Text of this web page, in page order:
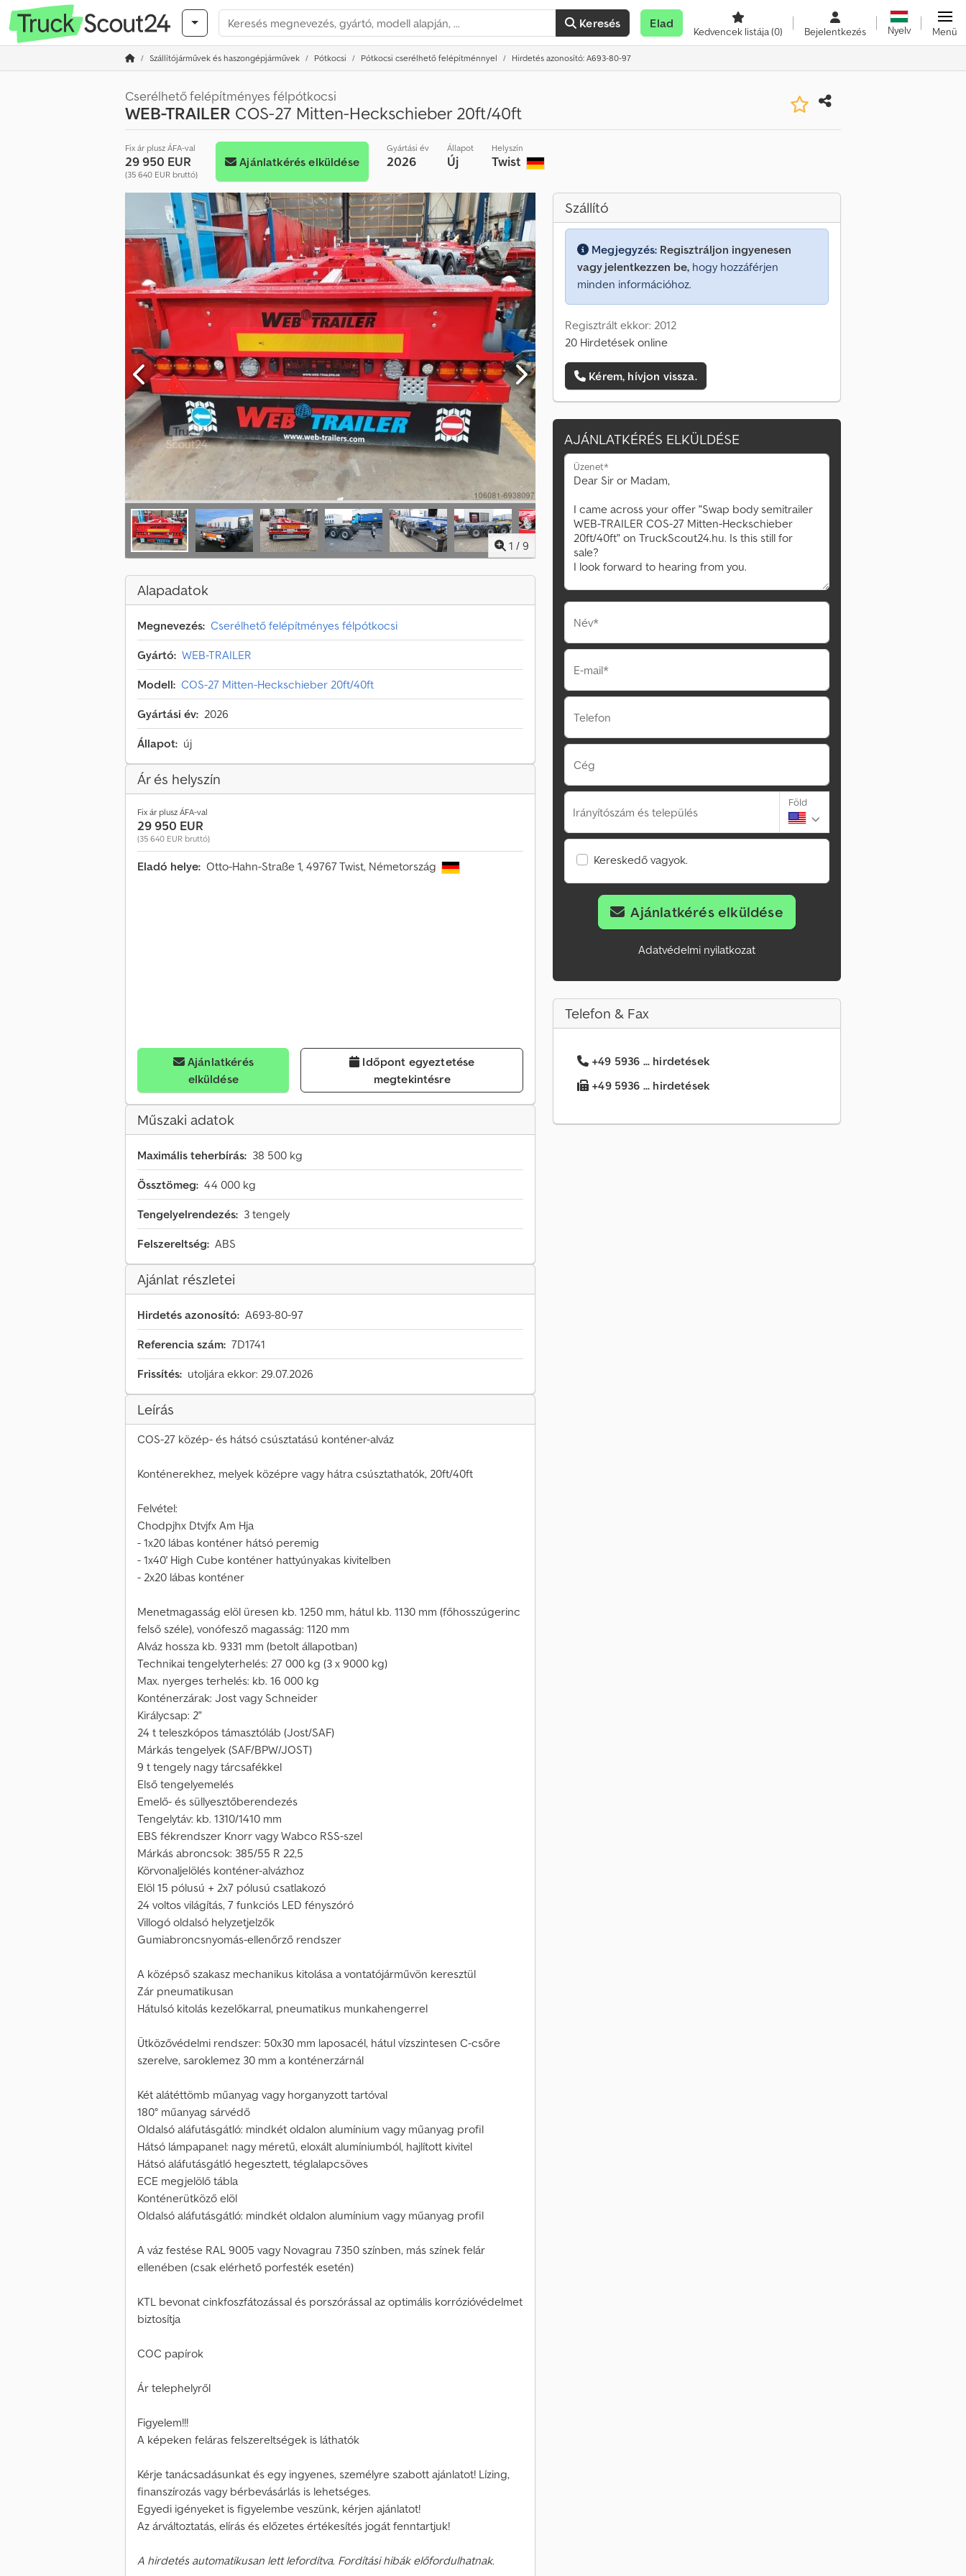
Keresés Elad
Kedvencek listája(0) Bejelentkezés Nyelv Menü
Szállítójárművek és haszongépjárművek Pótkocsi Pótkocsi cserélhető felépítménnyel Hirdetés azonosító: A693-80-97
Cserélhető felépítményes félpótkocsi
WEB-TRAILER COS-27 Mitten-Heckschieber 20ft/40ft
Fix ár plusz ÁFA-val
29 950 EUR
(35 640 EUR bruttó)
Ajánlatkérés elküldése
Gyártási év
2026
Állapot
Új
Helyszín
Twist
1 / 9
Alapadatok
Megnevezés: Cserélhető felépítményes félpótkocsi
Gyártó: WEB-TRAILER
Modell: COS-27 Mitten-Heckschieber 20ft/40ft
Gyártási év: 2026
Állapot: új
Ár és helyszín
Fix ár plusz ÁFA-val
29 950 EUR
(35 640 EUR bruttó)
Eladó helye: Otto-Hahn-Straße 1, 49767 Twist, Németország
Ajánlatkérés
elküldése
megtekintésre
Műszaki adatok
Maximális teherbírás: 38 500 kg
Össztömeg: 44 000 kg
Tengelyelrendezés: 3 tengely
Felszereltség: ABS
Ajánlat részletei
Hirdetés azonosító: A693-80-97
Referencia szám: 7D1741
Frissítés: utoljára ekkor: 29.07.2026
Leírás
COS-27 közép- és hátsó csúsztatású konténer-alváz
Konténerekhez, melyek középre vagy hátra csúsztathatók, 20ft/40ft
Felvétel:
Chodpjhx Dtvjfx Am Hja
- 1x20 lábas konténer hátsó peremig
- 1x40' High Cube konténer hattyúnyakas kivitelben
- 2x20 lábas konténer
Menetmagasság elöl üresen kb. 1250 mm, hátul kb. 1130 mm (főhosszúgerinc
felső széle), vonófesző magasság: 1120 mm
Alváz hossza kb. 9331 mm (betolt állapotban)
Technikai tengelyterhelés: 27 000 kg (3 x 9000 kg)
Max. nyerges terhelés: kb. 16 000 kg
Konténerzárak: Jost vagy Schneider
Királycsap: 2"
24 t teleszkópos támasztóláb (Jost/SAF)
Márkás tengelyek (SAF/BPW/JOST)
9 t tengely nagy tárcsafékkel
Első tengelyemelés
Emelő- és süllyesztőberendezés
Tengelytáv: kb. 1310/1410 mm
EBS fékrendszer Knorr vagy Wabco RSS-szel
Márkás abroncsok: 385/55 R 22,5
Körvonaljelölés konténer-alvázhoz
Elöl 15 pólusú + 2x7 pólusú csatlakozó
24 voltos világítás, 7 funkciós LED fényszóró
Villogó oldalsó helyzetjelzők
Gumiabroncsnyomás-ellenőrző rendszer
A középső szakasz mechanikus kitolása a vontatójárművön keresztül
Zár pneumatikusan
Hátulsó kitolás kezelőkarral, pneumatikus munkahengerrel
Ütközővédelmi rendszer: 50x30 mm laposacél, hátul vízszintesen C-csőre
szerelve, saroklemez 30 mm a konténerzárnál
Két alátéttömb műanyag vagy horganyzott tartóval
180° műanyag sárvédő
Oldalsó aláfutásgátló: mindkét oldalon alumínium vagy műanyag profil
Hátsó lámpapanel: nagy méretű, eloxált alumíniumból, hajlított kivitel
Hátsó aláfutásgátló hegesztett, téglalapcsöves
ECE megjelölő tábla
Konténerütköző elöl
Oldalsó aláfutásgátló: mindkét oldalon alumínium vagy műanyag profil
A váz festése RAL 9005 vagy Novagrau 7350 színben, más színek felár
ellenében (csak elérhető porfesték esetén)
KTL bevonat cinkfoszfátozással és porszórással az optimális korrózióvédelmet
biztosítja
COC papírok
Ár telephelyről
Figyelem!!!
A képeken feláras felszereltségek is láthatók
Kérje tanácsadásunkat és egy ingyenes, személyre szabott ajánlatot! Lízing,
finanszírozás vagy bérbevásárlás is lehetséges.
Egyedi igényeket is figyelembe veszünk, kérjen ajánlatot!
Az árváltoztatás, elírás és előzetes értékesítés jogát fenntartjuk!
A hirdetés automatikusan lett lefordítva. Fordítási hibák előfordulhatnak.
Szállító
Megjegyzés: Regisztráljon ingyenesen
vagy jelentkezzen be, hogy hozzáférjen
minden információhoz.
Regisztrált ekkor: 2012
20 Hirdetések online
Kérem, hívjon vissza.
AJÁNLATKÉRÉS ELKÜLDÉSE
Üzenet*
Név*
E-mail*
Telefon
Cég
Irányítószám és település
Föld
Kereskedő vagyok.
Ajánlatkérés elküldése
Adatvédelmi nyilatkozat
Telefon & Fax
+49 5936 ... hirdetések
+49 5936 ... hirdetések